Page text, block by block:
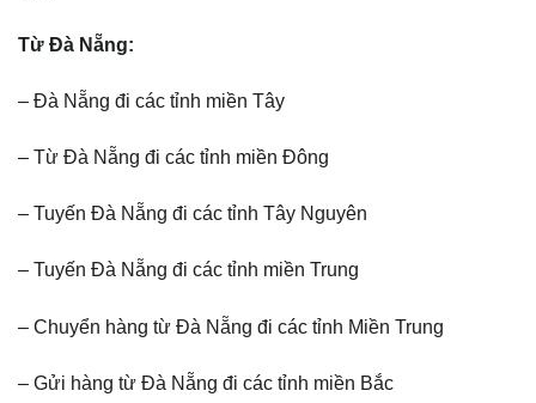
Từ Đà Nẵng:
– Đà Nẵng đi các tỉnh miền Tây
– Từ Đà Nẵng đi các tỉnh miền Đông
– Tuyến Đà Nẵng đi các tỉnh Tây Nguyên
– Tuyến Đà Nẵng đi các tỉnh miền Trung
– Chuyển hàng từ Đà Nẵng đi các tỉnh Miền Trung
– Gửi hàng từ Đà Nẵng đi các tỉnh miền Bắc